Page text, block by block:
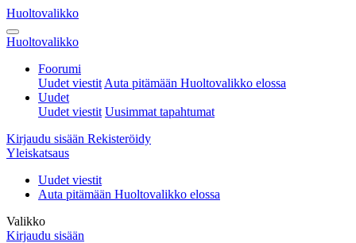
Huoltovalikko
Huoltovalikko
Foorumi
Uudet viestit Auta pitämään Huoltovalikko elossa
Uudet
Uudet viestit Uusimmat tapahtumat
Kirjaudu sisään Rekisteröidy
Yleiskatsaus
Uudet viestit
Auta pitämään Huoltovalikko elossa
Valikko
Kirjaudu sisään